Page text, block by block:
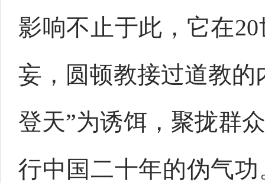
影响不止于此，它在
妄，圆顿教接过道教的
登天”为诱饵，聚拢群
行中国二十年的伪气